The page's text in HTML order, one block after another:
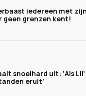
iedereen met
geen grenzen kent!
snoeihard uit: ‘Als
eruit’